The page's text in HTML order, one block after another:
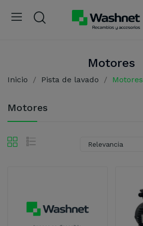
Motores
Inicio Pista de lavado Motores
Motores
Relevancia